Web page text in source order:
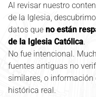
Al revisar nuestro
de la Iglesia,
datos que no están
de la Iglesia Católica.
No fue intencional.
fuentes antiguas no
similares, o
histórica real.